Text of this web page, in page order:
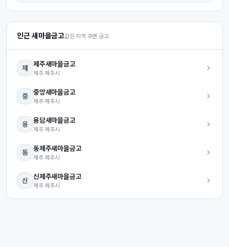
인근 새마을금고같은 지역 주변 금고
제 제주새마을금고
제주 제주시
중 중앙새마을금고
제주 제주시
용 용담새마을금고
제주 제주시
동 동제주새마을금고
제주 제주시
신 신제주새마을금고
제주 제주시